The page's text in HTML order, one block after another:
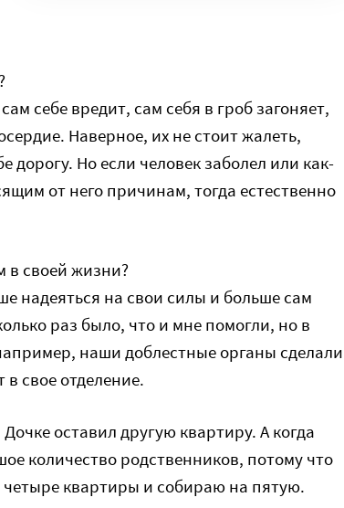
себе вредит, сам себя в гроб загоняет,
Наверное, их не стоит жалеть,
дорогу. Но если человек заболел или как-
от него причинам, тогда естественно
в своей жизни?
надеяться на свои силы и больше сам
раз было, что и мне помогли, но в
наши доблестные органы сделали
свое отделение.
оставил другую квартиру. А когда
количество родственников, потому что
четыре квартиры и собираю на пятую.